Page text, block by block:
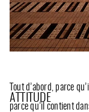
ATTITUDE
Tout d’abord, parce
parce qu’il contient